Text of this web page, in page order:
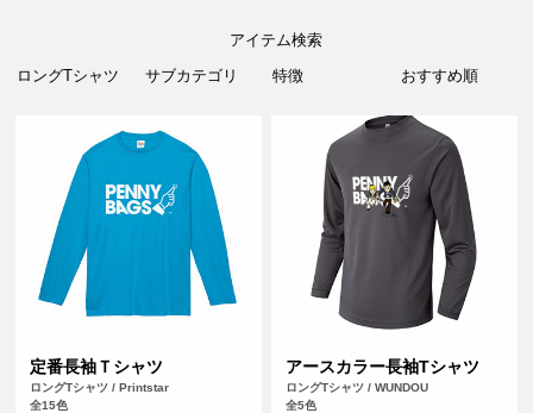
アイテム検索
定番長袖Ｔシャツ
ロングTシャツ / Printstar
全15色
アースカラー長袖Tシャツ
ロングTシャツ / WUNDOU
全5色